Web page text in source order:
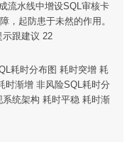
流水线中增设SQL审核卡
，起防患于未然的作用。
示跟建议 22
耗时分布图 耗时突增 耗
时渐增 非风险SQL耗时分
统架构 耗时平稳 耗时渐